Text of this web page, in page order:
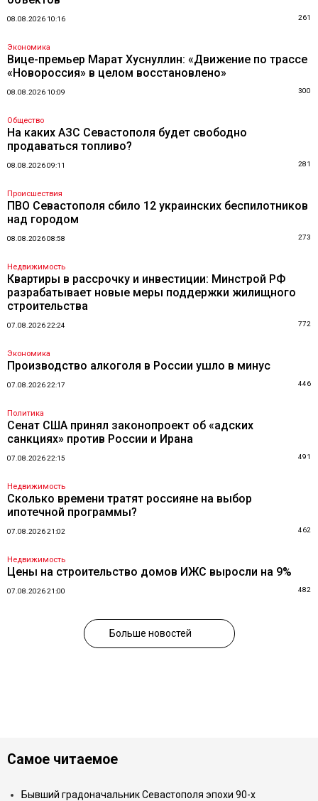
08.08.2026 10:16 261
Экономика
Вице-премьер Марат Хуснуллин: «Движение по трассе
«Новороссия» в целом восстановлено»
08.08.2026 10:09 300
Общество
На каких АЗС Севастополя будет свободно
продаваться топливо?
08.08.2026 09:11 281
Происшествия
ПВО Севастополя сбило 12 украинских беспилотников
над городом
08.08.2026 08:58 273
Недвижимость
Квартиры в рассрочку и инвестиции: Минстрой РФ
разрабатывает новые меры поддержки жилищного
строительства
07.08.2026 22:24 772
Экономика
Производство алкоголя в России ушло в минус
07.08.2026 22:17 446
Политика
Сенат США принял законопроект об «адских
санкциях» против России и Ирана
07.08.2026 22:15 491
Недвижимость
Сколько времени тратят россияне на выбор
ипотечной программы?
07.08.2026 21:02 462
Недвижимость
Цены на строительство домов ИЖС выросли на 9%
07.08.2026 21:00 482
Больше новостей
Самое читаемое
Бывший градоначальник Севастополя эпохи 90-х